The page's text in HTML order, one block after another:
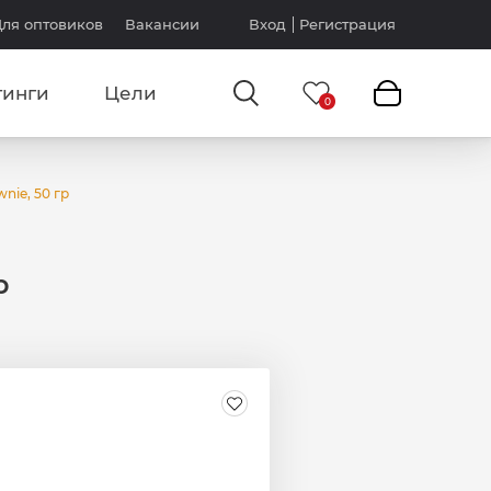
оптовиков Вакансии Вход Регистрация
Цели
50 гр